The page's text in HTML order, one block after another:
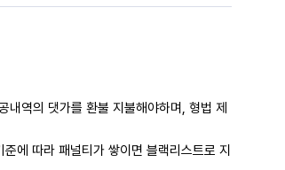
내역의 댓가를 환불 지불해야하며, 형법 제
에 따라 패널티가 쌓이면 블랙리스트로 지